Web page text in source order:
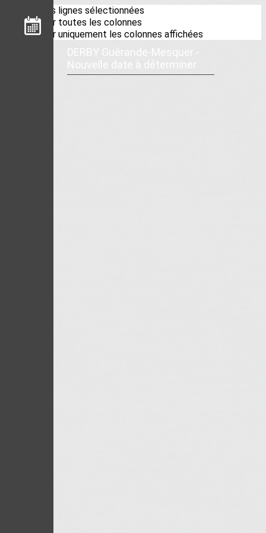
Exporter les lignes sélectionnées
Exporter toutes les colonnes
Exporter uniquement les colonnes affichées
DERBY Guérande-Mesquer -
Nouvelle date à déterminer